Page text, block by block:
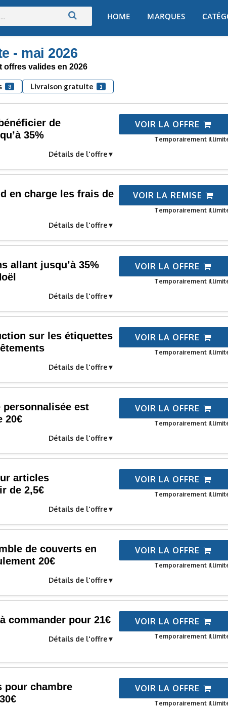
HOME MARQUES
- mai 2026
offres valides en 2026
3 Livraison gratuite 1
de
35%
Détails de l'offre
VOIR LA OFFRE
Temporairement
en charge les frais de
Détails de l'offre
VOIR LA REMISE
Temporairement
allant jusqu’à 35%
Détails de l'offre
VOIR LA OFFRE
Temporairement
sur les étiquettes
Détails de l'offre
VOIR LA OFFRE
Temporairement
est
20€
Détails de l'offre
VOIR LA OFFRE
Temporairement
articles
de 2,5€
Détails de l'offre
VOIR LA OFFRE
Temporairement
de couverts en
20€
Détails de l'offre
VOIR LA OFFRE
Temporairement
commander pour 21€
Détails de l'offre
VOIR LA OFFRE
Temporairement
pour chambre
VOIR LA OFFRE
Temporairement